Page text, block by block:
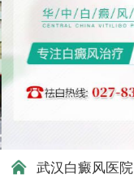
武汉白癜风医院